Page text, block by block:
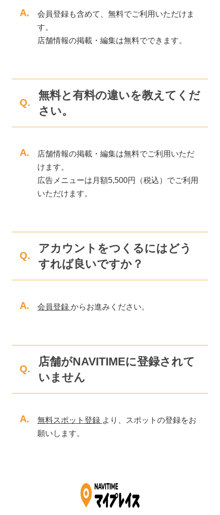
A.
会員登録も含めて、無料でご利用いただけま
す。
店舗情報の掲載・編集は無料でできます。
Q.
無料と有料の違いを教えてくだ
さい。
A.
店舗情報の掲載・編集は無料でご利用いただ
けます。
広告メニューは月額5,500円（税込）でご利用
いただけます。
Q.
アカウントをつくるにはどう
すれば良いですか？
A. 会員登録 からお進みください。
Q.
店舗がNAVITIMEに登録されて
いません
A. 無料スポット登録 より、スポットの登録をお
願いします。